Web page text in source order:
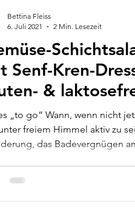
&
„to go“ Wann, wenn nicht
freiem Himmel aktiv zu
das Badevergnügen
Bettina Fleiss
6. Juli 2021
2 Min. Lesezeit